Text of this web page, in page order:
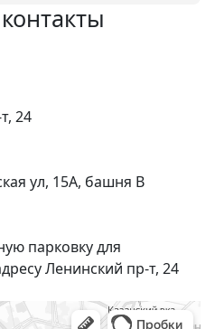
24
ул, 15А, башня В
парковку для
Ленинский пр-т, 24